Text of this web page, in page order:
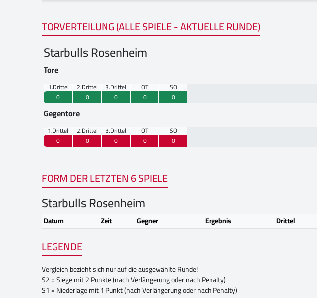
TORVERTEILUNG (ALLE SPIELE - AKTUELLE RUNDE)
Starbulls Rosenheim
Tore
1.Drittel 2.Drittel 3.Drittel OT
SO
0
0 0 0 0
Gegentore
1.Drittel 2.Drittel 3.Drittel OT
SO
0
0 0 0 0
FORM DER LETZTEN 6 SPIELE
Starbulls Rosenheim
Datum Zeit Gegner Ergebnis Drittel
LEGENDE
Vergleich bezieht sich nur auf die ausgewählte Runde!
S2 = Siege mit 2 Punkte (nach Verlängerung oder nach Penalty)
S1 = Niederlage mit 1 Punkt (nach Verlängerung oder nach Penalty)